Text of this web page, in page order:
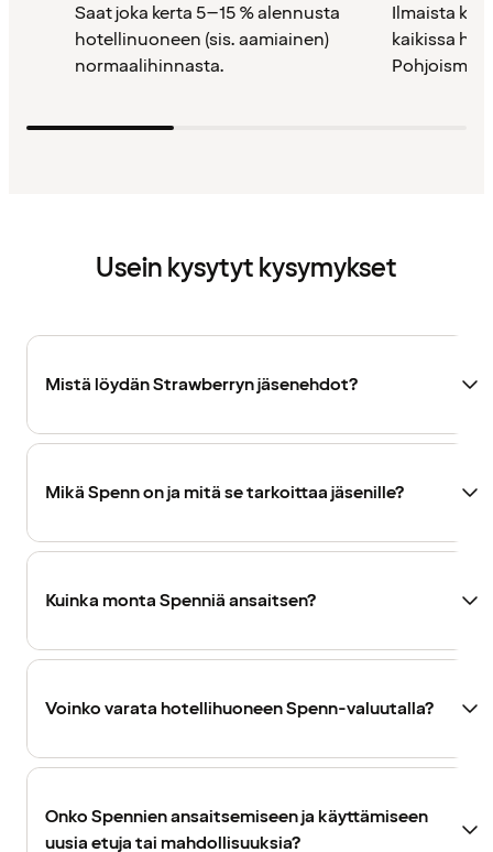
Saat joka kerta 5–15 % alennusta
hotellinuoneen (sis. aamiainen)
normaalihinnasta.
Ilmaista
kaikissa
Usein kysytyt kysymykset
Mistä löydän Strawberryn jäsenehdot?
Mikä Spenn on ja mitä se tarkoittaa jäsenille?
Kuinka monta Spenniä ansaitsen?
Voinko varata hotellihuoneen Spenn-valuutalla?
Onko Spennien ansaitsemiseen ja käyttämiseen
uusia etuja tai mahdollisuuksia?